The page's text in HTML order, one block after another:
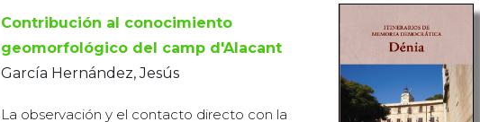
Contribución al conocimiento
geomorfológico del camp d'Alacant
García Hernández, Jesús
La observación y el contacto directo con la